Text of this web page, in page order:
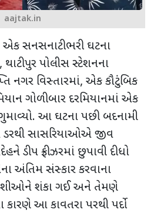
aajtak.in
એક સનસનાટીભરી ઘટના
, થાટીપુર પોલીસ સ્ટેશનના
નગર વિસ્તારમાં, એક કૌટુંબિક
ગોળીબાર દરમિયાનમાં એક
આ ઘટના પછી બદનામી
ડરથી સાસરિયાઓએ જીવ
ડીપ ફ્રીઝરમાં છુપાવી દીધો
અંતિમ સંસ્કાર કરવાના
શંકા ગઈ અને તેમણે
કારણે આ કાવતરા પરથી પર્દો